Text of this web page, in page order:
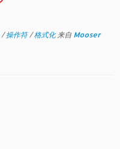
/操作符/格式化 来自 Mooser